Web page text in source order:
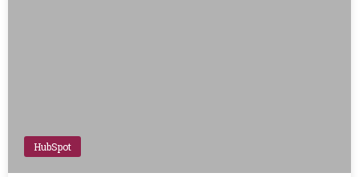
HubSpot